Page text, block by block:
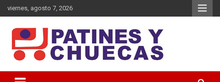
Saltar
al
viernes, agosto 7, 2026
Patines y Chuecas